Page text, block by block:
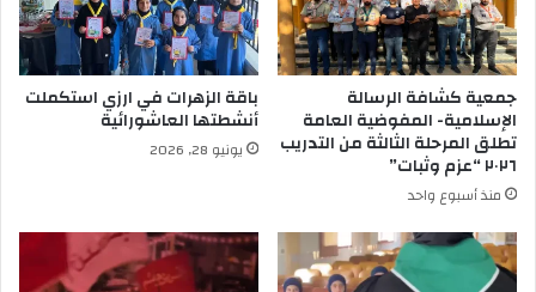
جمعية كشافة الرسالة
الإسلامية- المفوضية العامة
تطلق المرحلة الثالثة من التدريب
٢٠٢٦ “عزم وثبات”
منذ أسبوع واحد
باقة الزهرات في ارزي استكملت
أنشطتها العاشورائية
يونيو 28, 2026